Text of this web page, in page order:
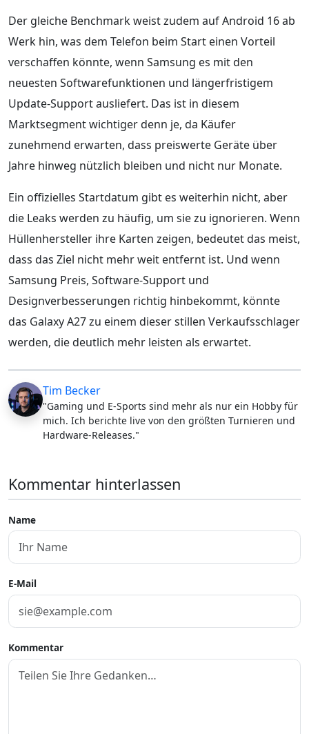
Der gleiche Benchmark weist zudem auf Android 16 ab
Werk hin, was dem Telefon beim Start einen Vorteil
verschaffen könnte, wenn Samsung es mit den
neuesten Softwarefunktionen und längerfristigem
Update-Support ausliefert. Das ist in diesem
Marktsegment wichtiger denn je, da Käufer
zunehmend erwarten, dass preiswerte Geräte über
Jahre hinweg nützlich bleiben und nicht nur Monate.
Ein offizielles Startdatum gibt es weiterhin nicht, aber
die Leaks werden zu häufig, um sie zu ignorieren. Wenn
Hüllenhersteller ihre Karten zeigen, bedeutet das meist,
dass das Ziel nicht mehr weit entfernt ist. Und wenn
Samsung Preis, Software-Support und
Designverbesserungen richtig hinbekommt, könnte
das Galaxy A27 zu einem dieser stillen Verkaufsschlager
werden, die deutlich mehr leisten als erwartet.
Tim Becker
"Gaming und E-Sports sind mehr als nur ein Hobby für
mich. Ich berichte live von den größten Turnieren und
Hardware-Releases."
Kommentar hinterlassen
Name
E-Mail
Kommentar